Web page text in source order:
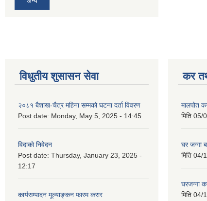
विधुतीय शुसासन सेवा
२०८१ बैशाख-चैत्र महिना सम्मको घटना दर्ता विवरण
Post date: Monday, May 5, 2025 - 14:45
विदाको निवेदन
Post date: Thursday, January 23, 2025 -
12:17
कार्यसम्पादन मूल्याङ्कन फारम करार
कर
मालपोत
मिति 05/
घर जग्गा
मिति 04/
घरजग्गा
मिति 04/